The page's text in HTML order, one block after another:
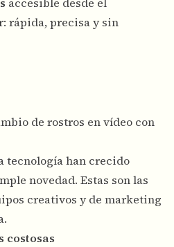
rápida, precisa y sin
de rostros en vídeo con
tecnología han crecido
novedad. Estas son las
creativos y de marketing
costosas